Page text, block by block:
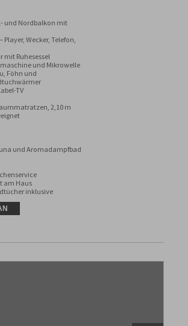
und Nordbalkon mit
Player, Wecker, Telefon,
mit Ruhesessel
und Mikrowelle
Föhn und
TV
2,10 m
und Aromadampfbad
am Haus
inklusive